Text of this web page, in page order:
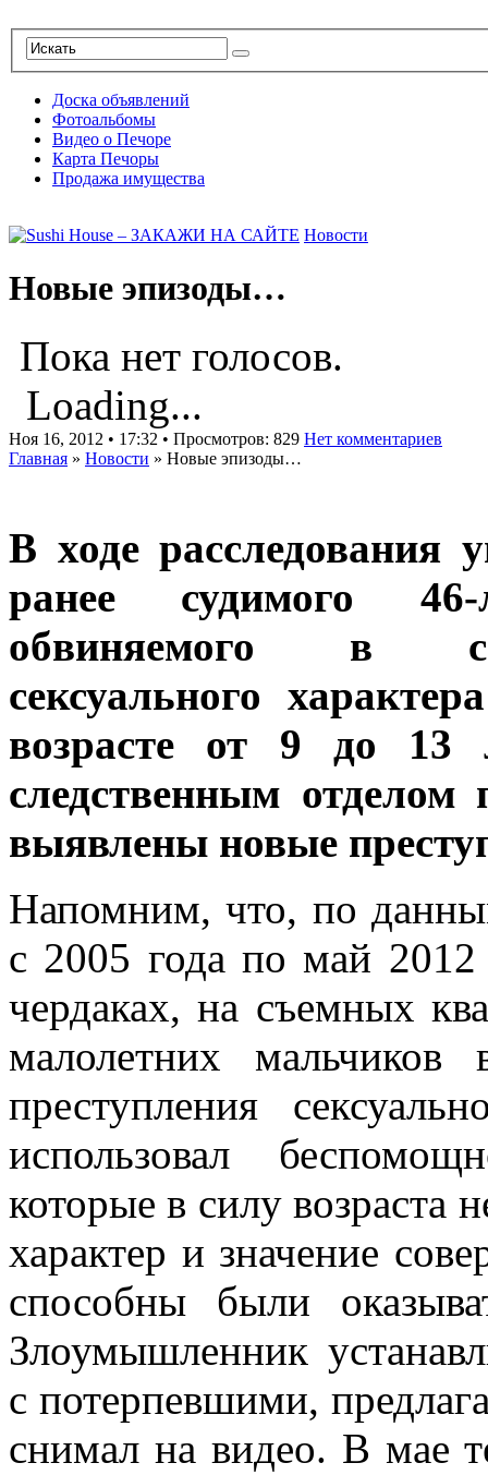
Доска объявлений
Фотоальбомы
Видео о Печоре
Карта Печоры
Продажа имущества
Новости
Новые эпизоды…
Пока нет голосов.
Loading...
Ноя 16, 2012 • 17:32 • Просмотров: 829 Нет комментариев
Главная » Новости » Новые эпизоды…
В ходе расследования
ранее судимого
обвиняемого в
сексуального
возрасте от 9 до
следственным
выявлены новые
Напомним, что, по
с 2005 года по май 2012
чердаках, на съемных
малолетних
преступления
использовал
которые в силу возраста
характер и значение
способны были
Злоумышленник
с потерпевшими,
снимал на видео. В мае